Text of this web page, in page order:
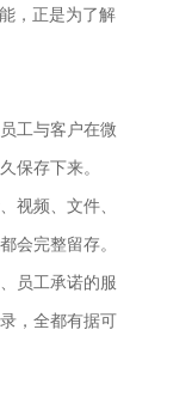
，正是为了解
工与客户在微
保存下来。
频、文件、
完整留存。
员工承诺的服
，全都有据可